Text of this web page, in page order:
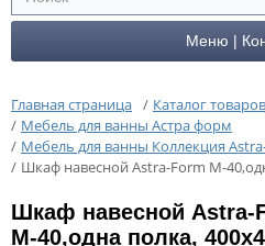
Меню |
Главная страница / Каталог товаров
/ Мебель для ванны Астра форм
/ Мебель для ванны Коллекция
/ Шкаф навесной Astra-Form М-
Шкаф навесной Astra-
М-40,одна полка,